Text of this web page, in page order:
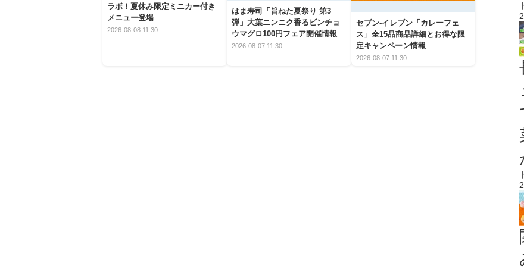
ラボ！夏休み限定ミニカー付き
メニュー登場
2026-08-08 11:30
はま寿司「旨ねた夏祭り 第3
弾」大葉ニンニク香るビンチョ
ウマグロ100円フェア開催情報
2026-08-07 11:30
セブン‐イレブン「カレーフェ
ス」全15品商品詳細とお得な限
定キャンペーン情報
2026-08-07 11:30